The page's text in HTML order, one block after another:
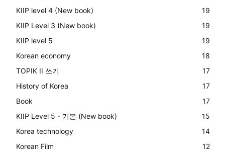
KIIP level 4 (New book)
19
KIIP Level 3 (New book)
19
KIIP level 5
19
Korean economy
18
TOPIK II 쓰기
17
History of Korea
17
Book
17
KIIP Level 5 - 기본 (New book)
15
Korea technology
14
Korean Film
12